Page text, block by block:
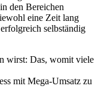
den Bereichen
eine Zeit lang
selbständig
wirst: Das, womit viele
mit Mega-Umsatz zu